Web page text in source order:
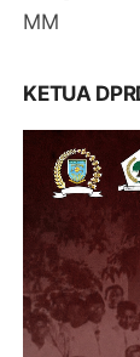
MM
KETUA